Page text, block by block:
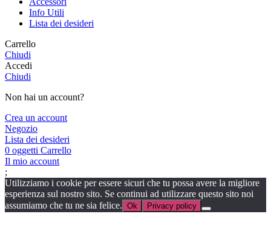
Info Utili
Lista dei desideri
Carrello
Chiudi
Accedi
Chiudi
Non hai un account?
Crea un account
Negozio
Lista dei desideri
0 oggetti Carrello
Il mio account
;
Utilizziamo i cookie per essere sicuri che tu possa avere la migliore
esperienza sul nostro sito. Se continui ad utilizzare questo sito noi
assumiamo che tu ne sia felice. Ok Privacy policy